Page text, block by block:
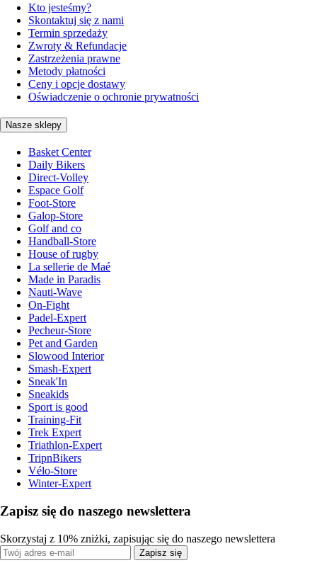
Kto jesteśmy?
Skontaktuj się z nami
Termin sprzedaży
Zwroty & Refundacje
Zastrzeżenia prawne
Metody płatności
Ceny i opcje dostawy
Oświadczenie o ochronie prywatności
Nasze sklepy
Basket Center
Daily Bikers
Direct-Volley
Espace Golf
Foot-Store
Galop-Store
Golf and co
Handball-Store
House of rugby
La sellerie de Maé
Made in Paradis
Nauti-Wave
On-Fight
Padel-Expert
Pecheur-Store
Pet and Garden
Slowood Interior
Smash-Expert
Sneak'In
Sneakids
Sport is good
Training-Fit
Trek Expert
Triathlon-Expert
TripnBikers
Vélo-Store
Winter-Expert
Zapisz się do naszego newslettera
Skorzystaj z 10% zniżki, zapisując się do naszego newslettera
Zapisz się